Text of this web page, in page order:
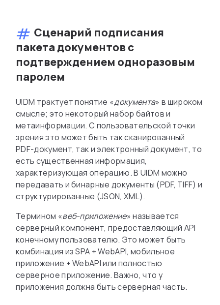
Сценарий подписания
пакета документов с
подтверждением одноразовым
паролем
UIDM трактует понятие «документа» в широком
смысле; это некоторый набор байтов и
метаинформации. С пользовательской точки
зрения это может быть так сканированный
PDF-документ, так и электронный документ, то
есть существенная информация,
характеризующая операцию. В UIDM можно
передавать и бинарные документы (PDF, TIFF) и
структурированные (JSON, XML).
Термином «веб-приложение» называется
серверный компонент, предоставляющий API
конечному пользователю. Это может быть
комбинация из SPA + WebAPI, мобильное
приложение + WebAPI или полностью
серверное приложение. Важно, что у
приложения должна быть серверная часть.